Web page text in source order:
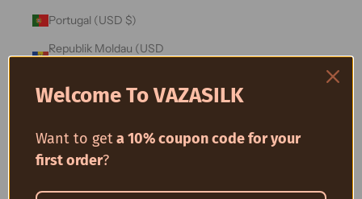
Portugal (USD $)
Republik Moldau (USD
Réunion (USD $)
Rumänien (USD $)
Welcome To VAZASILK
Want to geta 10% coupon code for your
first order?